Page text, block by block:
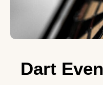
Dart